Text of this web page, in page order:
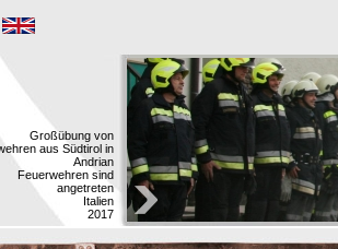
Großübung von
aus Südtirol in
Andrian
Feuerwehren sind
angetreten
Italien
2017